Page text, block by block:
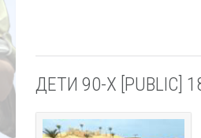
ДЕТИ 90-X [PUBLIC]